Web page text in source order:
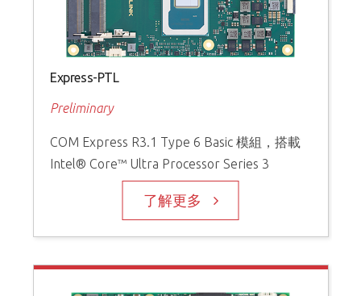
Express-PTL
Preliminary
COM Express R3.1 Type 6 Basic 模組，搭載
Intel® Core™ Ultra Processor Series 3
了解更多